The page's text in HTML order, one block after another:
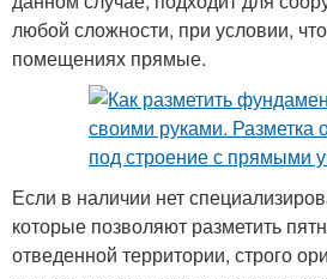
любой сложности, при условии,
помещениях прямые.
Если в наличии нет
которые позволяют разметить
отведенной территории, строго